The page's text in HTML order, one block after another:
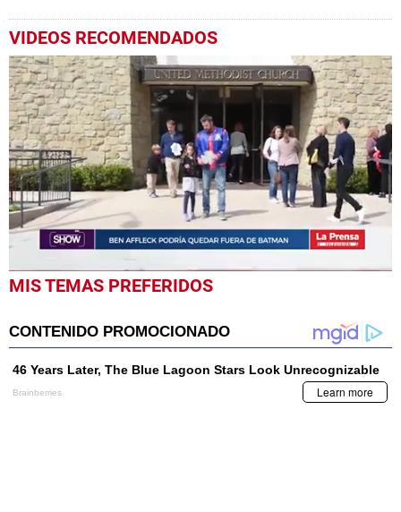
VIDEOS RECOMENDADOS
0
seconds
seconds
MIS TEMAS PREFERIDOS